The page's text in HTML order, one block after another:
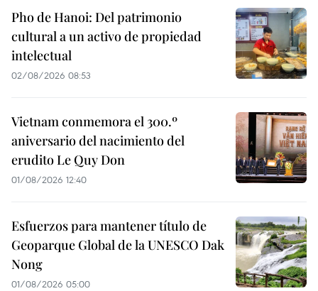
Pho de Hanoi: Del patrimonio
cultural a un activo de propiedad
intelectual
02/08/2026 08:53
Vietnam conmemora el 300.º
aniversario del nacimiento del
erudito Le Quy Don
01/08/2026 12:40
Esfuerzos para mantener título de
Geoparque Global de la UNESCO Dak
Nong
01/08/2026 05:00